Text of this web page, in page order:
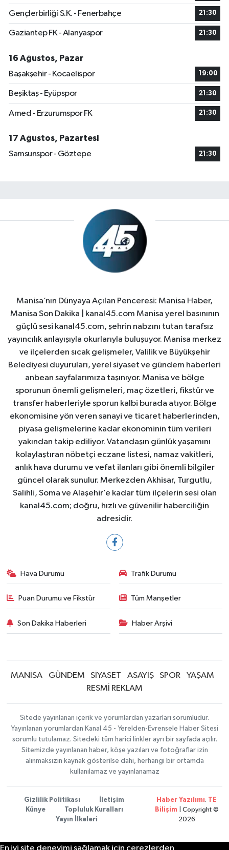
Gençlerbirliği S.K. - Fenerbahçe 21:30
Gaziantep FK - Alanyaspor 21:30
16 Ağustos, Pazar
Başakşehir - Kocaelispor
19:00
Beşiktaş - Eyüpspor 21:30
Amed - Erzurumspor FK 21:30
17 Ağustos, Pazartesi
Samsunspor - Göztepe
21:30
Manisa’nın Dünyaya Açılan Penceresi: Manisa Haber,
Manisa Son Dakika | kanal45.com Manisa yerel basınının
güçlü sesi kanal45.com, şehrin nabzını tutan tarafsız
yayıncılık anlayışıyla okurlarıyla buluşuyor. Manisa merkez
ve ilçelerden sıcak gelişmeler, Valilik ve Büyükşehir
Belediyesi duyuruları, yerel siyaset ve gündem haberleri
anbean sayfalarımıza taşınıyor. Manisa ve bölge
sporunun önemli gelişmeleri, maç özetleri, fikstür ve
transfer haberleriyle sporun kalbi burada atıyor. Bölge
ekonomisine yön veren sanayi ve ticaret haberlerinden,
piyasa gelişmelerine kadar ekonominin tüm verileri
yakından takip ediliyor. Vatandaşın günlük yaşamını
kolaylaştıran nöbetçi eczane listesi, namaz vakitleri,
anlık hava durumu ve vefat ilanları gibi önemli bilgiler
güncel olarak sunulur. Merkezden Akhisar, Turgutlu,
Salihli, Soma ve Alaşehir’e kadar tüm ilçelerin sesi olan
kanal45.com; doğru, hızlı ve güvenilir haberciliğin
adresidir.
Hava Durumu Trafik Durumu
Puan Durumu ve Fikstür Tüm Manşetler
Son Dakika Haberleri Haber Arşivi
MANİSA GÜNDEM SİYASET ASAYİŞ SPOR
YAŞAM
RESMİ REKLAM
Sitede yayınlanan içerik ve yorumlardan yazarları sorumludur.
Yayınlanan yorumlardan Kanal 45 - Yerelden-Evrensele Haber Sitesi
sorumlu tutulamaz. Sitedeki tüm harici linkler ayrı bir sayfada açılır.
Sitemizde yayınlanan haber, köşe yazıları ve fotoğraflar izin
alınmaksızın kaynak gösterilse dahi, herhangi bir ortamda
kullanılamaz ve yayınlanamaz
Gizlilik Politikası
İletişim
Künye
Topluluk Kuralları
Yayın İlkeleri
Haber Yazılımı: TE
Bilişim | Copyright ©
2026
En iyi site deneyimi sağlamak için çerezlerden